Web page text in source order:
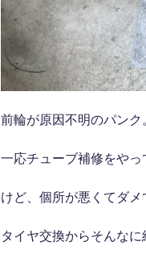
前輪が原因不明のパンク
一応チューブ補修をやっ
けど、個所が悪くてダメ
タイヤ交換からそんなに